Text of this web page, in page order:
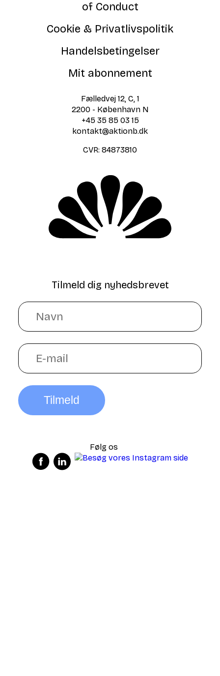
of Conduct
Cookie & Privatlivspolitik
Handelsbetingelser
Mit abonnement
Fælledvej 12, C, 1
2200 - København N
+45 35 85 03 15
kontakt@aktionb.dk
CVR: 84873810
Tilmeld dig nyhedsbrevet
Tilmeld
Følg os